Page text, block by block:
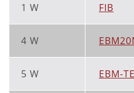
1 W FIB
4 W
5 W EBM-